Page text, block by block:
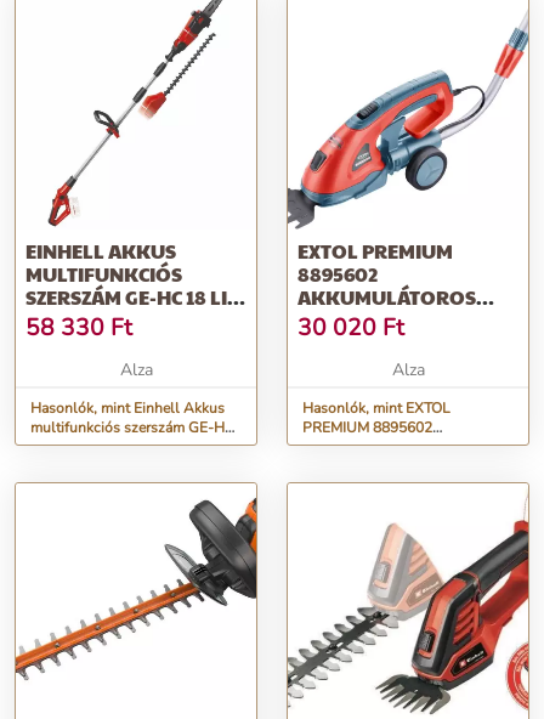
EINHELL AKKUS
MULTIFUNKCIÓS
SZERSZÁM GE-HC 18 LI
T-SOLO (AKKU
NÉLKÜL)
58 330 Ft
Alza
Hasonlók, mint Einhell Akkus
multifunkciós szerszám GE-HC
18 Li T-Solo (akku nélkül)
EXTOL PREMIUM
8895602
AKKUMULÁTOROS
OLLÓ TELESZKÓPOS
NYÉLLEL, 8895602
30 020 Ft
Alza
Hasonlók, mint EXTOL
PREMIUM 8895602
akkumulátoros olló teleszkópos